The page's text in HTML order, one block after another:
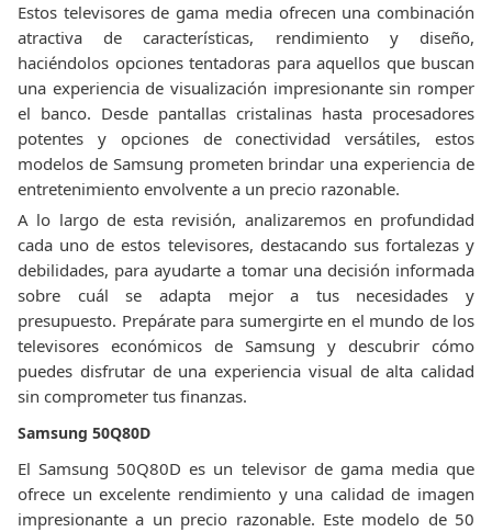
Estos televisores de gama media ofrecen una combinación
atractiva de características, rendimiento y diseño,
haciéndolos opciones tentadoras para aquellos que buscan
una experiencia de visualización impresionante sin romper
el banco. Desde pantallas cristalinas hasta procesadores
potentes y opciones de conectividad versátiles, estos
modelos de Samsung prometen brindar una experiencia de
entretenimiento envolvente a un precio razonable.
A lo largo de esta revisión, analizaremos en profundidad
cada uno de estos televisores, destacando sus fortalezas y
debilidades, para ayudarte a tomar una decisión informada
sobre cuál se adapta mejor a tus necesidades y
presupuesto. Prepárate para sumergirte en el mundo de los
televisores económicos de Samsung y descubrir cómo
puedes disfrutar de una experiencia visual de alta calidad
sin comprometer tus finanzas.
Samsung 50Q80D
El Samsung 50Q80D es un televisor de gama media que
ofrece un excelente rendimiento y una calidad de imagen
impresionante a un precio razonable. Este modelo de 50